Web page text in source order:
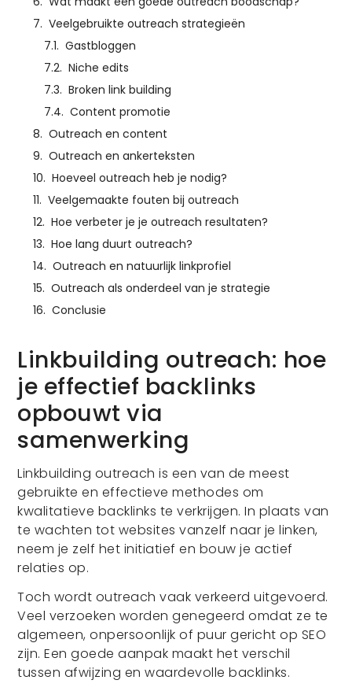
Veelgebruikte outreach strategieën
Gastbloggen
Niche edits
Broken link building
Content promotie
Outreach en content
Outreach en ankerteksten
Hoeveel outreach heb je nodig?
Veelgemaakte fouten bij outreach
Hoe verbeter je je outreach resultaten?
Hoe lang duurt outreach?
Outreach en natuurlijk linkprofiel
Outreach als onderdeel van je strategie
Conclusie
Linkbuilding outreach: hoe
je effectief backlinks
opbouwt via
samenwerking
Linkbuilding outreach is een van de meest
gebruikte en effectieve methodes om
kwalitatieve backlinks te verkrijgen. In plaats van
te wachten tot websites vanzelf naar je linken,
neem je zelf het initiatief en bouw je actief
relaties op.
Toch wordt outreach vaak verkeerd uitgevoerd.
Veel verzoeken worden genegeerd omdat ze te
algemeen, onpersoonlijk of puur gericht op SEO
zijn. Een goede aanpak maakt het verschil
tussen afwijzing en waardevolle backlinks.